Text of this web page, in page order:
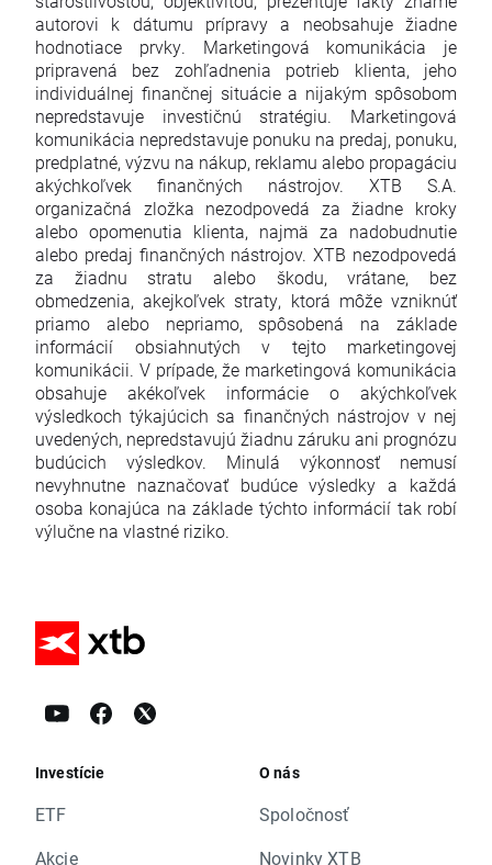
autorovi k dátumu prípravy a neobsahuje žiadne
hodnotiace prvky. Marketingová komunikácia je
pripravená bez zohľadnenia potrieb klienta, jeho
individuálnej finančnej situácie a nijakým spôsobom
nepredstavuje investičnú stratégiu. Marketingová
komunikácia nepredstavuje ponuku na predaj, ponuku,
predplatné, výzvu na nákup, reklamu alebo propagáciu
akýchkoľvek finančných nástrojov. XTB S.A.
organizačná zložka nezodpovedá za žiadne kroky
alebo opomenutia klienta, najmä za nadobudnutie
alebo predaj finančných nástrojov. XTB nezodpovedá
za žiadnu stratu alebo škodu, vrátane, bez
obmedzenia, akejkoľvek straty, ktorá môže vzniknúť
priamo alebo nepriamo, spôsobená na základe
informácií obsiahnutých v tejto marketingovej
komunikácii. V prípade, že marketingová komunikácia
obsahuje akékoľvek informácie o akýchkoľvek
výsledkoch týkajúcich sa finančných nástrojov v nej
uvedených, nepredstavujú žiadnu záruku ani prognózu
budúcich výsledkov. Minulá výkonnosť nemusí
nevyhnutne naznačovať budúce výsledky a každá
osoba konajúca na základe týchto informácií tak robí
výlučne na vlastné riziko.
Investície
ETF
Akcie
O nás
Spoločnosť
Novinky XTB